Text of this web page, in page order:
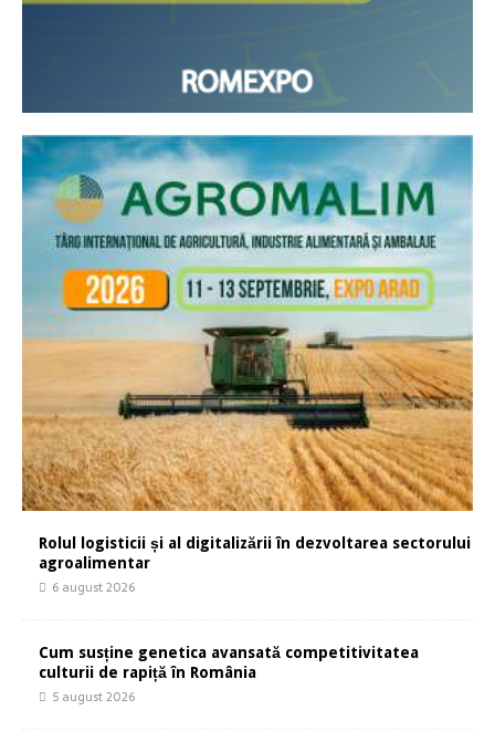
Rolul logisticii și al digitalizării în dezvoltarea sectorului
agroalimentar
6 august 2026
Cum susține genetica avansată competitivitatea
culturii de rapiță în România
5 august 2026